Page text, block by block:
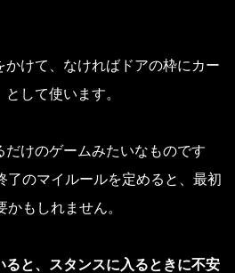
けて、なければドアの枠にカー
して使います。
けのゲームみたいなものです
了のマイルールを定めると、最初
もしれません。
ると、スタンスに入るときに不安